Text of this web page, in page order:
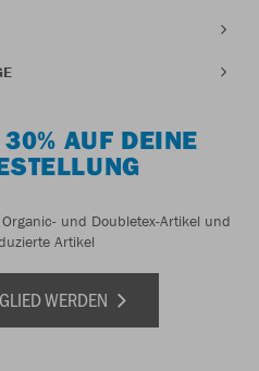
AUF DEINE
und Doubletex-Artikel und
Artikel
WERDEN